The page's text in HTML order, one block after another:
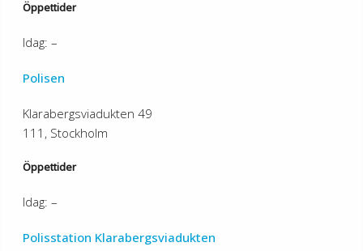
Öppettider
Idag: –
Polisen
Klarabergsviadukten 49
111, Stockholm
Öppettider
Idag: –
Polisstation Klarabergsviadukten